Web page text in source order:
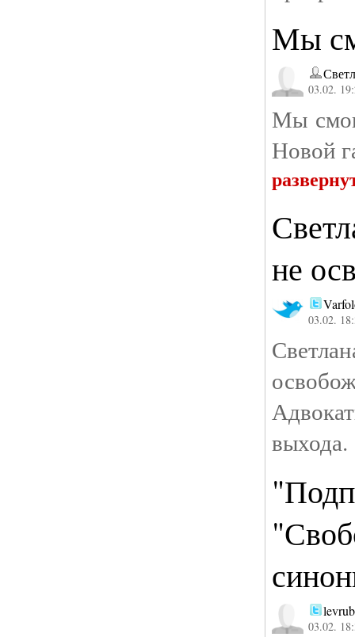
Мы
03.02.
Мы
Новой
не
03.02.
выхода.
03.02.